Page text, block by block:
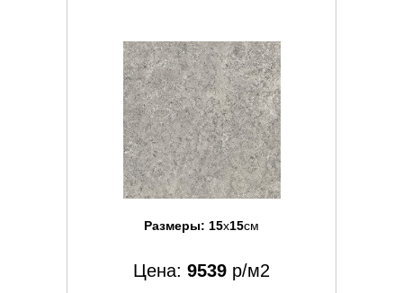
Размеры: 15x15см
Цена: 9539 р/м2